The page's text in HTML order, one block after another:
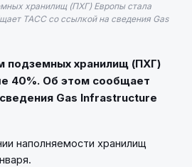
хранилищ (ПХГ) Европы стала
ТАСС со ссылкой на сведения Gas
подземных хранилищ (ПХГ)
40%. Об этом сообщает
Gas Infrastructure
наполняемости хранилищ